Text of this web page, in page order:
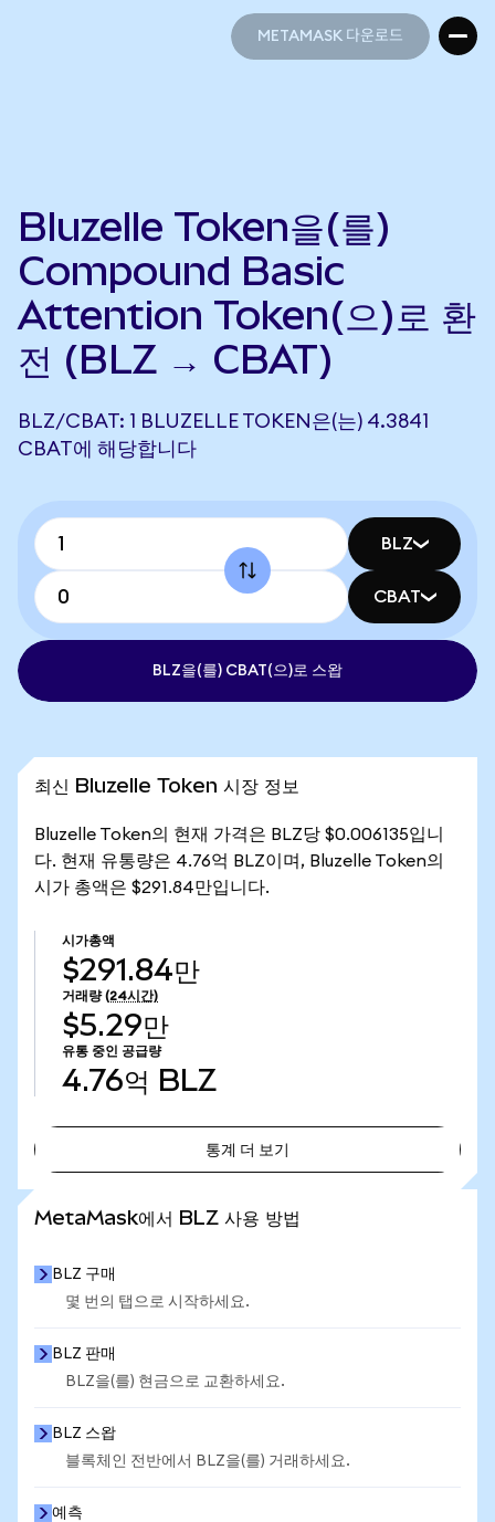
METAMASK 다운로드
Bluzelle Token을(를)
Compound Basic
Attention Token(으)로 환
전 (BLZ → CBAT)
BLZ/CBAT: 1 BLUZELLE TOKEN은(는) 4.3841
CBAT에 해당합니다
BLZ
CBAT
BLZ을(를) CBAT(으)로 스왑
최신 Bluzelle Token 시장 정보
Bluzelle Token의 현재 가격은 BLZ당 $0.006135입니
다. 현재 유통량은 4.76억 BLZ이며, Bluzelle Token의
시가 총액은 $291.84만입니다.
시가총액
$291.84만
거래량 (24시간)
$5.29만
유통 중인 공급량
4.76억 BLZ
통계 더 보기
MetaMask에서 BLZ 사용 방법
BLZ 구매
몇 번의 탭으로 시작하세요.
BLZ 판매
BLZ을(를) 현금으로 교환하세요.
BLZ 스왑
블록체인 전반에서 BLZ을(를) 거래하세요.
예측